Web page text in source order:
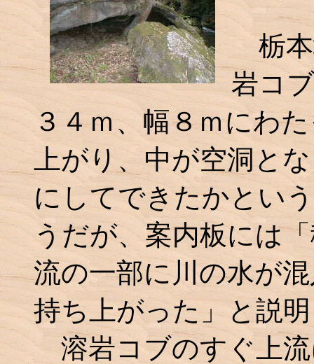
栃本
岩コ
３４ｍ、幅８ｍにわ
上がり、中が空洞と
にしてできたかとい
うだが、案内板には
流の一部に川の水が
持ち上がった」と説
溶岩コブのすぐ上流